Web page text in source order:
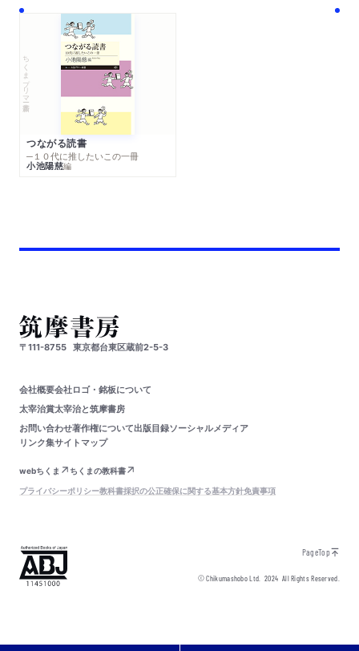
ちくまプリマー新書
つながる読書
─１０代に推したいこの一冊
小池陽慈編
〒111-8755 東京都台東区蔵前2-5-3
会社概要会社ロゴ・銘板について
太宰治賞太宰治と筑摩書房
お問い合わせ著作権について出版目録ソーシャルメディア
リンク集サイトマップ
webちくま
ちくまの教科書
プライバシーポリシー教科書採択の公正確保に関する基本方針免責事項
PageTop
© Chikumashobo Ltd.2024 All Rights Reserved.